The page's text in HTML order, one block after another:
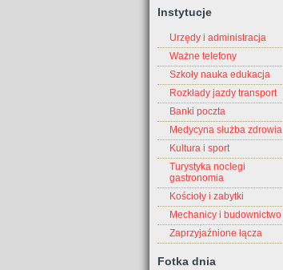
Instytucje
Urzędy i administracja
Ważne telefony
Szkoły nauka edukacja
Rozkłady jazdy transport
Banki poczta
Medycyna służba zdrowia
Kultura i sport
Turystyka noclegi
gastronomia
Kościoły i zabytki
Mechanicy i budownictwo
Zaprzyjaźnione łącza
Fotka dnia